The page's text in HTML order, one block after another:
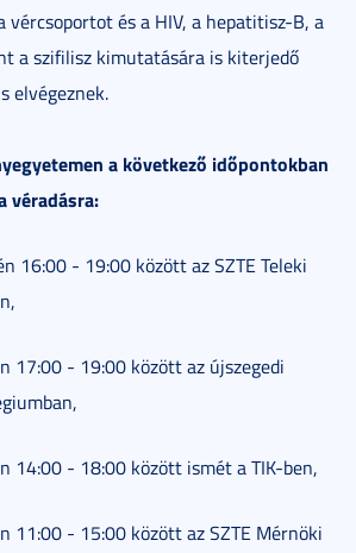
vércsoportot és a HIV, a hepatitisz-B, a
a szifilisz kimutatására is kiterjedő
elvégeznek.
a következő időpontokban
véradásra:
16:00 - 19:00 között az SZTE Teleki
17:00 - 19:00 között az újszegedi
14:00 - 18:00 között ismét a TIK-ben,
11:00 - 15:00 között az SZTE Mérnöki